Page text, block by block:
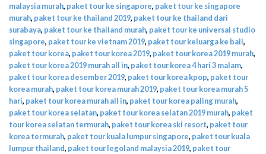
malaysia murah, paket tour ke singapore, paket tour ke singapore
murah, paket tour ke thailand 2019, paket tour ke thailand dari
surabaya, paket tour ke thailand murah, paket tour ke universal studio
singapore, paket tour ke vietnam 2019, paket tour keluarga ke bali,
paket tour korea, paket tour korea 2019, paket tour korea 2019 murah,
paket tour korea 2019 murah all in, paket tour korea 4 hari 3 malam,
paket tour korea desember 2019, paket tour korea kpop, paket tour
korea murah, paket tour korea murah 2019, paket tour korea murah 5
hari, paket tour korea murah all in, paket tour korea paling murah,
paket tour korea selatan, paket tour korea selatan 2019 murah, paket
tour korea selatan termurah, paket tour korea ski resort, paket tour
korea termurah, paket tour kuala lumpur singapore, paket tour kuala
lumpur thailand, paket tour legoland malaysia 2019, paket tour